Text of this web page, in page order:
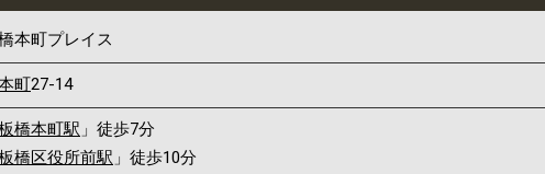
本町プレイス
町27-14
橋本町駅 」徒歩7分
橋区役所前駅 」徒歩10分